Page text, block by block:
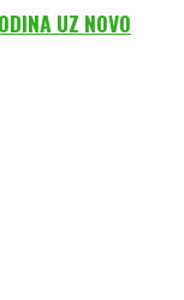
UZ NOVO